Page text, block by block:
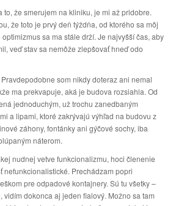
to, že smerujem na kliniku, je mi až pridobre.
že toto je prvý deň týždňa, od ktorého sa môj
sa ma stále drží. Je najvyšší čas, aby
veď stav sa nemôže zlepšovať hneď odo
som nikdy doteraz ani nemal
ma prekvapuje, aká je budova rozsiahla. Od
jednoduchým, už trochu zanedbaným
a lipami, ktoré zakrývajú výhľad na budovu z
záhony, fontánky ani gýčové sochy, iba
náterom.
nudnej vetve funkcionalizmu, hoci členenie
nefunkcionalistické. Prechádzam popri
pre odpadové kontajnery. Sú tu všetky –
vidím dokonca aj jeden fialový. Možno sa tam